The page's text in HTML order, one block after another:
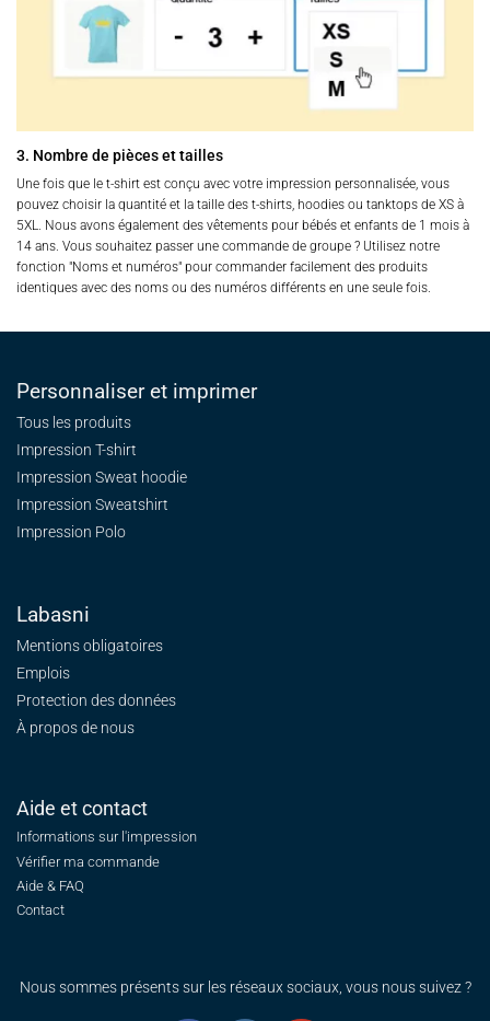
3. Nombre de pièces et tailles
Une fois que le t-shirt est conçu avec votre impression personnalisée, vous
pouvez choisir la quantité et la taille des t-shirts, hoodies ou tanktops de XS à
5XL. Nous avons également des vêtements pour bébés et enfants de 1 mois à
14 ans. Vous souhaitez passer une commande de groupe ? Utilisez notre
fonction "Noms et numéros" pour commander facilement des produits
identiques avec des noms ou des numéros différents en une seule fois.
Personnaliser et imprimer
Tous les produits
Impression T-shirt
Impression Sweat hoodie
Impression Sweatshirt
Impression Polo
Labasni
Mentions obligatoires
Emplois
Protection des données
À propos de nous
Aide et contact
Informations sur l'impression
Vérifier ma commande
Aide & FAQ
Contact
Nous sommes présents sur les réseaux sociaux, vous nous suivez ?